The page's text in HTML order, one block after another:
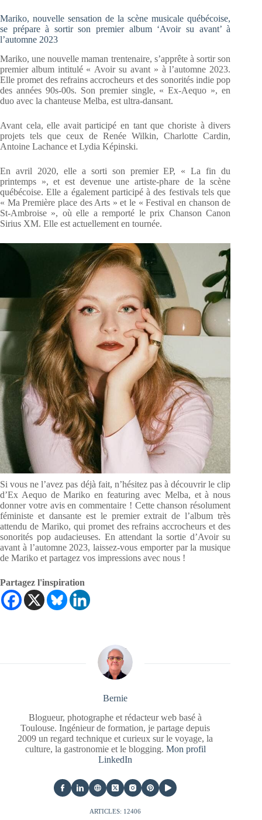
Mariko, nouvelle sensation de la scène musicale québécoise,
se prépare à sortir son premier album ‘Avoir su avant’ à
l’automne 2023
Mariko, une nouvelle maman trentenaire, s’apprête à sortir son
premier album intitulé « Avoir su avant » à l’automne 2023.
Elle promet des refrains accrocheurs et des sonorités indie pop
des années 90s-00s. Son premier single, « Ex-Aequo », en
duo avec la chanteuse Melba, est ultra-dansant.
Avant cela, elle avait participé en tant que choriste à divers
projets tels que ceux de Renée Wilkin, Charlotte Cardin,
Antoine Lachance et Lydia Képinski.
En avril 2020, elle a sorti son premier EP, « La fin du
printemps », et est devenue une artiste-phare de la scène
québécoise. Elle a également participé à des festivals tels que
« Ma Première place des Arts » et le « Festival en chanson de
St-Ambroise », où elle a remporté le prix Chanson Canon
Sirius XM. Elle est actuellement en tournée.
Si vous ne l’avez pas déjà fait, n’hésitez pas à découvrir le clip
d’Ex Aequo de Mariko en featuring avec Melba, et à nous
donner votre avis en commentaire ! Cette chanson résolument
féministe et dansante est le premier extrait de l’album très
attendu de Mariko, qui promet des refrains accrocheurs et des
sonorités pop audacieuses. En attendant la sortie d’Avoir su
avant à l’automne 2023, laissez-vous emporter par la musique
de Mariko et partagez vos impressions avec nous !
Partagez l'inspiration
Bernie
Blogueur, photographe et rédacteur web basé à
Toulouse. Ingénieur de formation, je partage depuis
2009 un regard technique et curieux sur le voyage, la
culture, la gastronomie et le blogging. Mon profil
LinkedIn
ARTICLES: 12406